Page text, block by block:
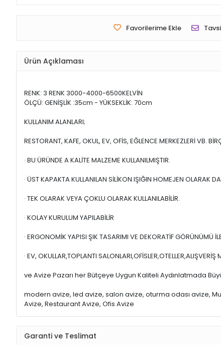
Favorilerime Ekle
Ürün Açıklaması
RENK: 3 RENK 3000-4000-6500KELVİN
ÖLÇÜ: GENİŞLİK :35cm - YÜKSEKLİK: 70cm
KULLANIM ALANLARI;
RESTORANT, KAFE, OKUL, EV, OFİS, EĞLENCE MERKEZLERİ VB.
· BU ÜRÜNDE A KALİTE MALZEME KULLANILMIŞTIR.
· ÜST KAPAKTA KULLANILAN SİLİKON IŞIĞIN HOMEJEN OLARAK
· TEK OLARAK VEYA ÇOKLU OLARAK KULLANILABİLİR.
· KOLAY KURULUM YAPILABİLİR
· ERGONOMİK YAPISI ŞIK TASARIMI VE DEKORATİF GÖRÜNÜMÜ
· EV, OKULLAR,TOPLANTI
ve Avize Pazarı her Bütçeye Uygun Kaliteli Aydınlatmada
modern avize, led avize, salon avize, oturma odası avize,
Avize, Restaurant Avize, Ofis Avize
Garanti ve Teslimat